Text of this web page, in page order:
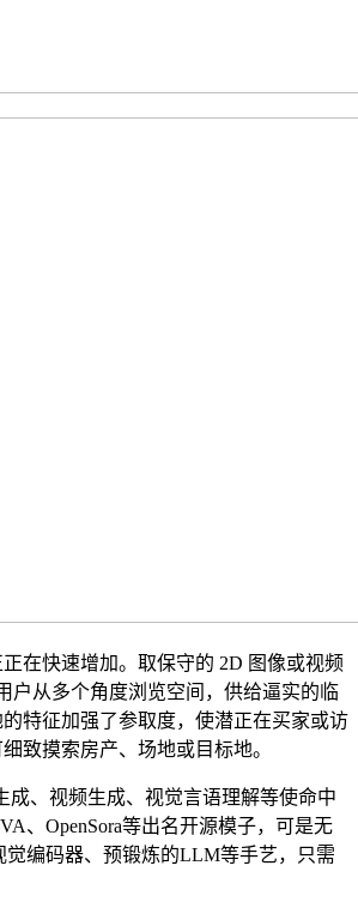
快速增加。取保守的 2D 图像或视频
户从多个角度浏览空间，供给逼实的临
特征加强了参取度，使潜正在买家或访
致摸索房产、场地或目标地。
、视频生成、视觉言语理解等使命中
、OpenSora等出名开源模子，可是无
觉编码器、预锻炼的LLM等手艺，只需